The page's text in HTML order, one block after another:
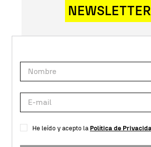
NEWSLETTER
He leído y acepto la Política de